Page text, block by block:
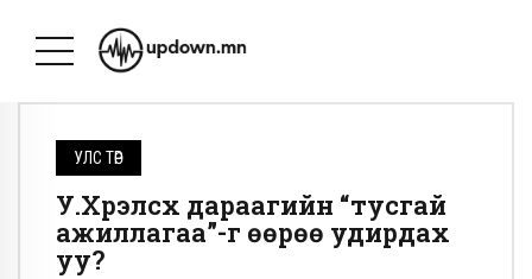
УЛС ТӨР
У.Хүрэлсүх дараагийн “тусгай
ажиллагаа”-г өөрөө удирдах
уу?